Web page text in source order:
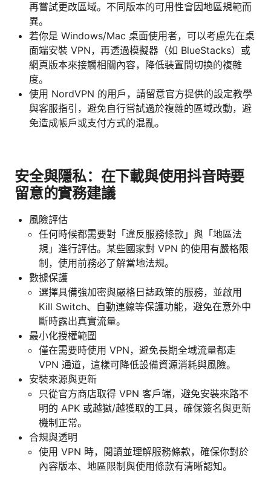
再嘗試更改區域。不同版本的可用性會因地區規範而
異。
若你是 Windows/Mac 桌面使用者，可以考慮先在桌
面端安裝 VPN，再透過模擬器（如 BlueStacks）或
網頁版本來接觸相關內容，降低裝置間切換的複雜
度。
使用 NordVPN 的用戶，請留意官方提供的設定教學
與客服指引，避免自行嘗試過於複雜的區域改動，避
免造成帳戶或支付方式的混亂。
安全與隱私：在下載與使用抖音時要
留意的實務建議
風險評估
任何時候都需要對「違反服務條款」與「地區法
規」進行評估。某些國家對 VPN 的使用有嚴格限
制，使用前務必了解當地法規。
數據保護
選擇具備強加密與嚴格日誌政策的服務，並啟用
Kill Switch、自動連線等保護功能，避免在意外中
斷時露出真實流量。
最小化授權範圍
僅在需要時使用 VPN，避免長期全域流量都走
VPN 通道，這樣可降低設備資源消耗與風險。
安裝來源與更新
只從官方商店取得 VPN 客戶端，避免安裝來路不
明的 APK 或越獄/越獲取的工具，確保簽名與更新
機制正常。
合規與透明
使用 VPN 時，閱讀並理解服務條款，確保你對於
內容版本、地區限制與使用條款有清晰認知。